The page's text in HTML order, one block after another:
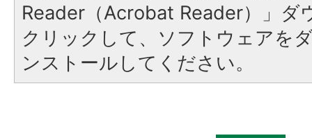
Reader（Acrobat Reader）」ダ
クリックして、ソフトウェアを
ンストールしてください。